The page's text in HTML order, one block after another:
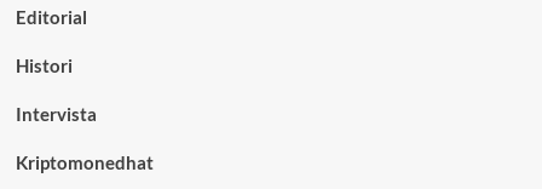
Editorial
Histori
Intervista
Kriptomonedhat